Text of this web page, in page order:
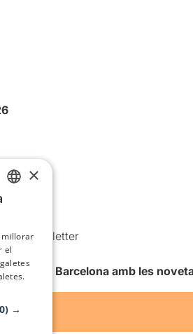
i Newsletter
Teatre Barcelona amb les
×
millorar
el
→